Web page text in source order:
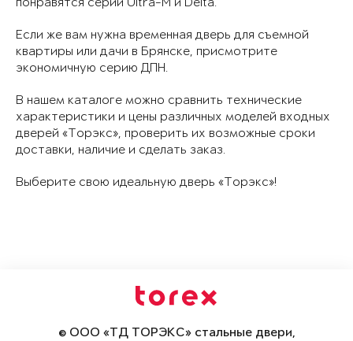
Если же вам нужна временная дверь для съемной
квартиры или дачи в Брянске, присмотрите
экономичную серию ДПН.
В нашем каталоге можно сравнить технические
характеристики и цены различных моделей входных
дверей «Торэкс», проверить их возможные сроки
доставки, наличие и сделать заказ.
Выберите свою идеальную дверь «Торэкс»!
© ООО «ТД ТОРЭКС» стальные двери,